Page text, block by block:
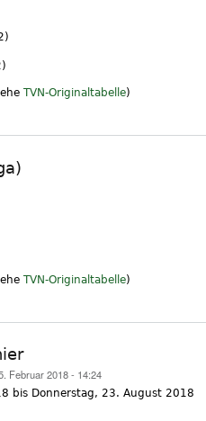
TVN-Originaltabelle)
TVN-Originaltabelle)
Februar 2018 - 14:24
bis Donnerstag, 23. August 2018